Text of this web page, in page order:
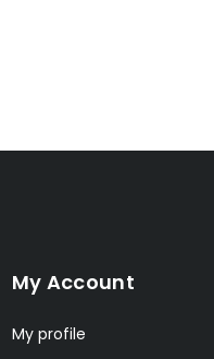
My Account
My profile